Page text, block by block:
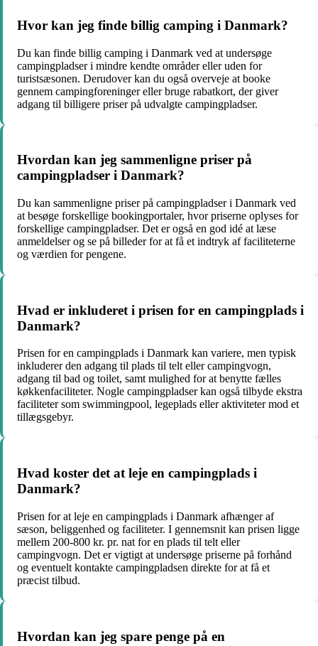
Hvor kan jeg finde billig camping i Danmark?
Du kan finde billig camping i Danmark ved at undersøge
campingpladser i mindre kendte områder eller uden for
turistsæsonen. Derudover kan du også overveje at booke
gennem campingforeninger eller bruge rabatkort, der giver
adgang til billigere priser på udvalgte campingpladser.
Hvordan kan jeg sammenligne priser på
campingpladser i Danmark?
Du kan sammenligne priser på campingpladser i Danmark ved
at besøge forskellige bookingportaler, hvor priserne oplyses for
forskellige campingpladser. Det er også en god idé at læse
anmeldelser og se på billeder for at få et indtryk af faciliteterne
og værdien for pengene.
Hvad er inkluderet i prisen for en campingplads i
Danmark?
Prisen for en campingplads i Danmark kan variere, men typisk
inkluderer den adgang til plads til telt eller campingvogn,
adgang til bad og toilet, samt mulighed for at benytte fælles
køkkenfaciliteter. Nogle campingpladser kan også tilbyde ekstra
faciliteter som swimmingpool, legeplads eller aktiviteter mod et
tillægsgebyr.
Hvad koster det at leje en campingplads i
Danmark?
Prisen for at leje en campingplads i Danmark afhænger af
sæson, beliggenhed og faciliteter. I gennemsnit kan prisen ligge
mellem 200-800 kr. pr. nat for en plads til telt eller
campingvogn. Det er vigtigt at undersøge priserne på forhånd
og eventuelt kontakte campingpladsen direkte for at få et
præcist tilbud.
Hvordan kan jeg spare penge på en